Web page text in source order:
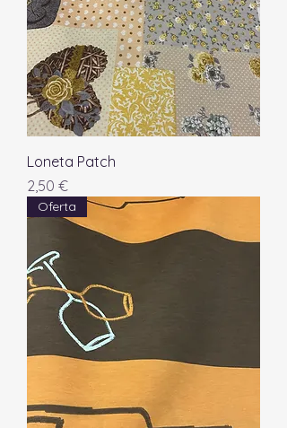
Loneta Patch
Precio
2,50 €
Oferta